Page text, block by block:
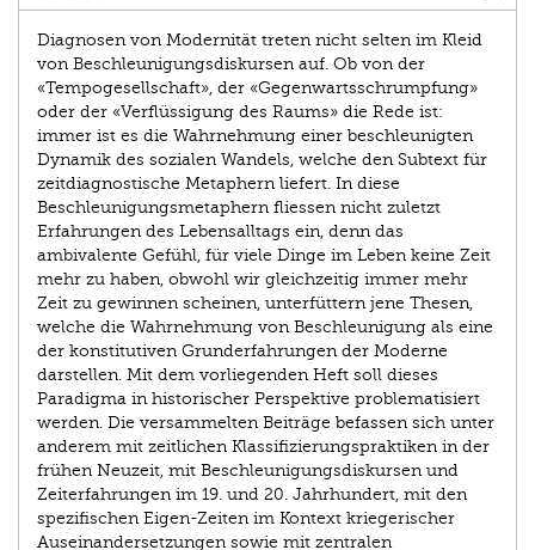
Diagnosen von Modernität treten nicht selten im Kleid
von Beschleunigungsdiskursen auf. Ob von der
«Tempogesellschaft», der «Gegenwartsschrumpfung»
oder der «Verflüssigung des Raums» die Rede ist:
immer ist es die Wahrnehmung einer beschleunigten
Dynamik des sozialen Wandels, welche den Subtext für
zeitdiagnostische Metaphern liefert. In diese
Beschleunigungsmetaphern fliessen nicht zuletzt
Erfahrungen des Lebensalltags ein, denn das
ambivalente Gefühl, für viele Dinge im Leben keine Zeit
mehr zu haben, obwohl wir gleichzeitig immer mehr
Zeit zu gewinnen scheinen, unterfüttern jene Thesen,
welche die Wahrnehmung von Beschleunigung als eine
der konstitutiven Grunderfahrungen der Moderne
darstellen. Mit dem vorliegenden Heft soll dieses
Paradigma in historischer Perspektive problematisiert
werden. Die versammelten Beiträge befassen sich unter
anderem mit zeitlichen Klassifizierungspraktiken in der
frühen Neuzeit, mit Beschleunigungsdiskursen und
Zeiterfahrungen im 19. und 20. Jahrhundert, mit den
spezifischen Eigen-Zeiten im Kontext kriegerischer
Auseinandersetzungen sowie mit zentralen